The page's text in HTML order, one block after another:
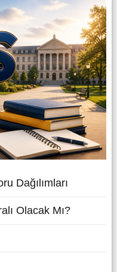
Dağılımları
Olacak Mı?